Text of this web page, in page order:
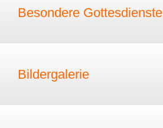
Besondere Gottesdienste
Bildergalerie